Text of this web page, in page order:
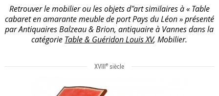
Retrouver le mobilier ou les objets d''art similaires à « Table
cabaret en amarante meuble de port Pays du Léon » présenté
par Antiquaires Balzeau & Brion, antiquaire à Vannes dans la
catégorie Table & Guéridon Louis XV, Mobilier.
XVIIIe siècle